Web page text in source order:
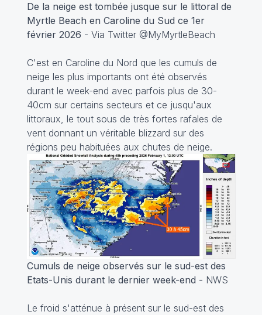
De la neige est tombée jusque sur le littoral de
Myrtle Beach en Caroline du Sud ce 1er
février 2026 - Via Twitter @MyMyrtleBeach
C'est en Caroline du Nord que les cumuls de
neige les plus importants ont été observés
durant le week-end avec parfois plus de 30-
40cm sur certains secteurs et ce jusqu'aux
littoraux, le tout sous de très fortes rafales de
vent donnant un véritable blizzard sur des
régions peu habituées aux chutes de neige.
Cumuls de neige observés sur le sud-est des
Etats-Unis durant le dernier week-end - NWS
Le froid s'atténue à présent sur le sud-est des